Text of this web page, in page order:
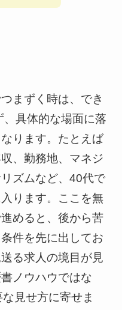
まずく時は、でき
具体的な場面に落
ります。たとえば
、勤務地、マネジ
ズムなど、40代で
ります。ここを無
めると、後から苦
件を先に出してお
る求人の境目が見
ノウハウではな
見せ方に寄せま